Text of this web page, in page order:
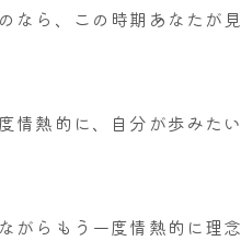
なら、この時期あなたが見
情熱的に、自分が歩みたい
がらもう一度情熱的に理念